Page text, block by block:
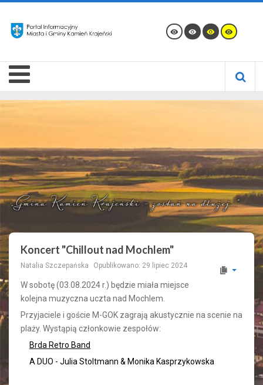
Koncert "Chillout nad Mochlem"
Natalia Szczepańska Opublikowano: 29 lipiec 2024
W sobotę (03.08.2024 r.) będzie miała miejsce
kolejna muzyczna uczta nad Mochlem.
Przyjaciele i goście M-GOK zagrają akustycznie na scenie na
plaży. Wystąpią członkowie zespołów:
Brda Retro Band
A DUO - Julia Stoltmann & Monika Kasprzykowska